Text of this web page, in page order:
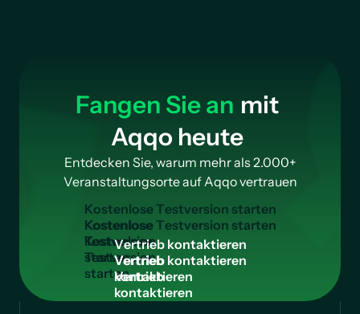
Fangen Sie an mit
Aqqo heute
Entdecken Sie, warum mehr als 2.000+
Veranstaltungsorte auf Aqqo vertrauen
KostenloseTestversion starten
Kostenlose
Testversion
starten
Vertrieb kontaktieren
Vertrieb
kontaktieren